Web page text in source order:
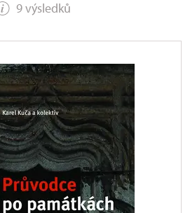
9 výsledků